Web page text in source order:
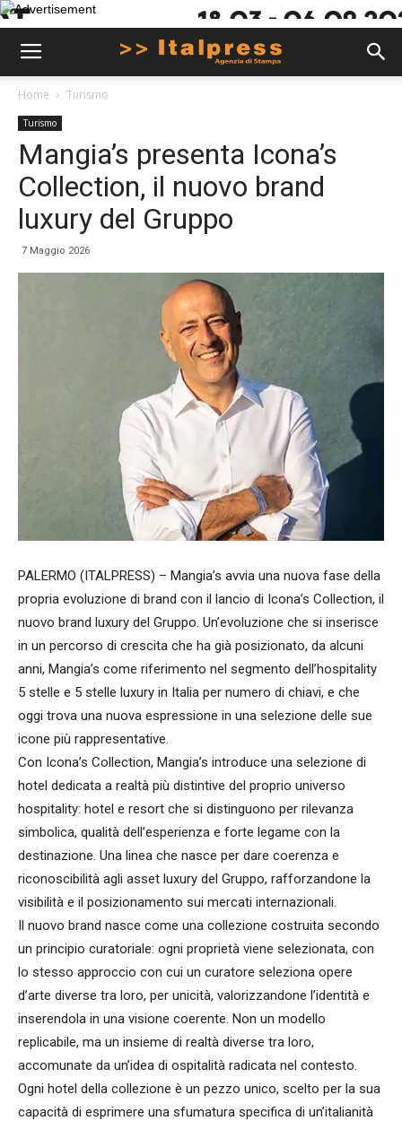
Home Turismo
Turismo
Mangia’s presenta Icona’s
Collection, il nuovo brand
luxury del Gruppo
7 Maggio 2026
PALERMO (ITALPRESS) – Mangia’s avvia una nuova fase della
propria evoluzione di brand con il lancio di Icona’s Collection, il
nuovo brand luxury del Gruppo. Un’evoluzione che si inserisce
in un percorso di crescita che ha già posizionato, da alcuni
anni, Mangia’s come riferimento nel segmento dell’hospitality
5 stelle e 5 stelle luxury in Italia per numero di chiavi, e che
oggi trova una nuova espressione in una selezione delle sue
icone più rappresentative.
Con Icona’s Collection, Mangia’s introduce una selezione di
hotel dedicata a realtà più distintive del proprio universo
hospitality: hotel e resort che si distinguono per rilevanza
simbolica, qualità dell’esperienza e forte legame con la
destinazione. Una linea che nasce per dare coerenza e
riconoscibilità agli asset luxury del Gruppo, rafforzandone la
visibilità e il posizionamento sui mercati internazionali.
Il nuovo brand nasce come una collezione costruita secondo
un principio curatoriale: ogni proprietà viene selezionata, con
lo stesso approccio con cui un curatore seleziona opere
d’arte diverse tra loro, per unicità, valorizzandone l’identità e
inserendola in una visione coerente. Non un modello
replicabile, ma un insieme di realtà diverse tra loro,
accomunate da un’idea di ospitalità radicata nel contesto.
Ogni hotel della collezione è un pezzo unico, scelto per la sua
capacità di esprimere una sfumatura specifica di un’italianità